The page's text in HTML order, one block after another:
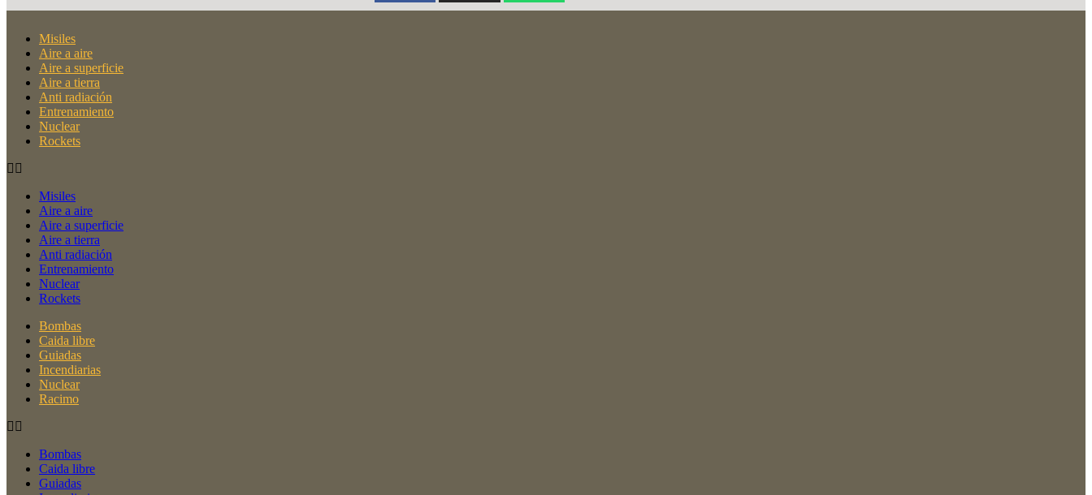
Misiles
Aire a aire
Aire a superficie
Aire a tierra
Anti radiación
Entrenamiento
Nuclear
Rockets
Misiles
Aire a aire
Aire a superficie
Aire a tierra
Anti radiación
Entrenamiento
Nuclear
Rockets
Bombas
Caida libre
Guiadas
Incendiarias
Nuclear
Racimo
Bombas
Caida libre
Guiadas